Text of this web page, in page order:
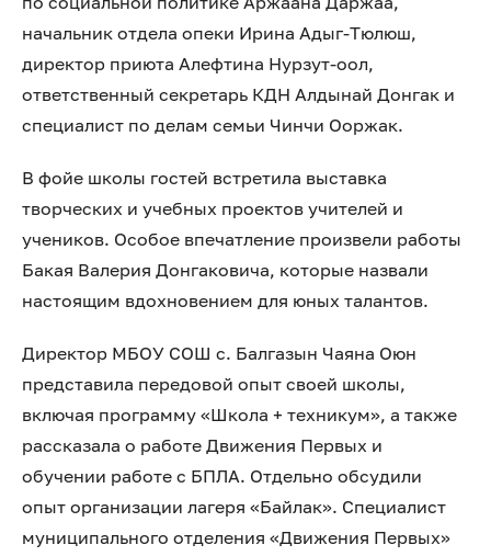
начальник отдела опеки Ирина Адыг-Тюлюш,
директор приюта Алефтина Нурзут-оол,
ответственный секретарь КДН Алдынай Донгак и
специалист по делам семьи Чинчи Ооржак.
В фойе школы гостей встретила выставка
творческих и учебных проектов учителей и
учеников. Особое впечатление произвели работы
Бакая Валерия Донгаковича, которые назвали
настоящим вдохновением для юных талантов.
Директор МБОУ СОШ с. Балгазын Чаяна Оюн
представила передовой опыт своей школы,
включая программу «Школа + техникум», а также
рассказала о работе Движения Первых и
обучении работе с БПЛА. Отдельно обсудили
опыт организации лагеря «Байлак». Специалист
муниципального отделения «Движения Первых»